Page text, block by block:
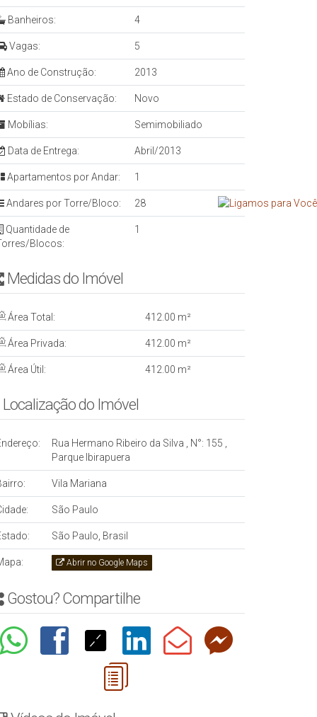
Banheiros: 4
Vagas: 5
Ano de Construção: 2013
Estado de Conservação: Novo
Mobílias: Semimobiliado
Data de Entrega: Abril/2013
Apartamentos por Andar: 1
Andares por Torre/Bloco: 28
Quantidade de
Blocos:
1
Medidas do Imóvel
Área Total: 412 .00 m²
Área Privada: 412 .00 m²
Área Útil: 412 .00 m²
Localização do Imóvel
Rua Hermano Ribeiro da Silva N°: 155
Parque Ibirapuera
Vila Mariana
São Paulo
São Paulo, Brasil
Abrir no Google Maps
Gostou? Compartilhe